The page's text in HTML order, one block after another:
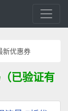
新优惠券
已验证有